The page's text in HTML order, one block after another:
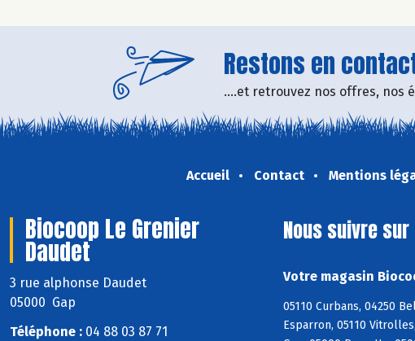
Restons en
....et retrouvez nos offres, nos
Accueil Contact Mentions
Biocoop Le Grenier
Daudet
3 rue alphonse Daudet
05000 Gap
Téléphone : 04 88 03 87 71
Nous suivre sur
Votre magasin
05110 Curbans, 04250
Esparron, 05110